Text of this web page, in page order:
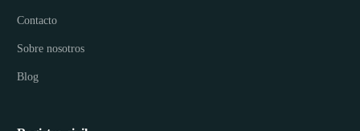
Contacto
Sobre nosotros
Blog